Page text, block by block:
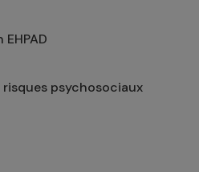
psychosociaux